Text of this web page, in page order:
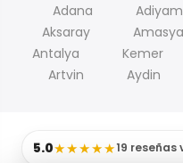
Adana
Aksaray
Amasya
Antalya
Kemer
Artvin
Aydin
5.0★★★★★19